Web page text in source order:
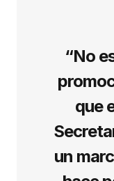
“No
que
un